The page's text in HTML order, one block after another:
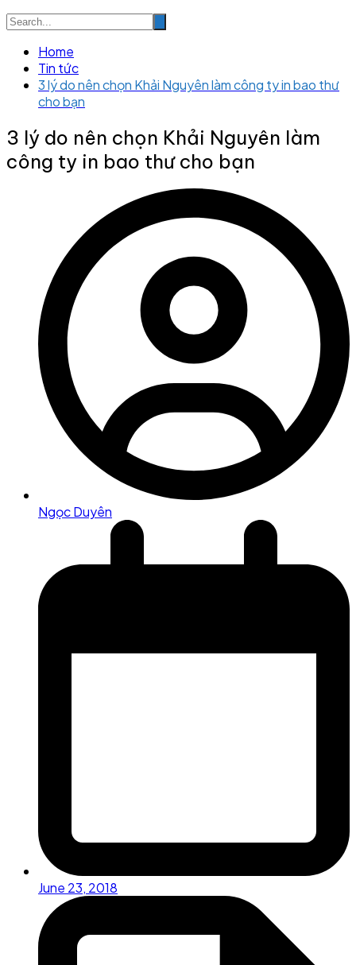
Home
Tin tức
3 lý do nên chọn Khải Nguyên làm công ty in bao thư
cho bạn
3 lý do nên chọn Khải Nguyên làm
công ty in bao thư cho bạn
Ngọc Duyên
June 23, 2018